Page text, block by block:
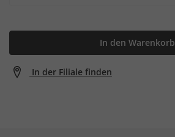
In den Warenkorb
In der Filiale finden